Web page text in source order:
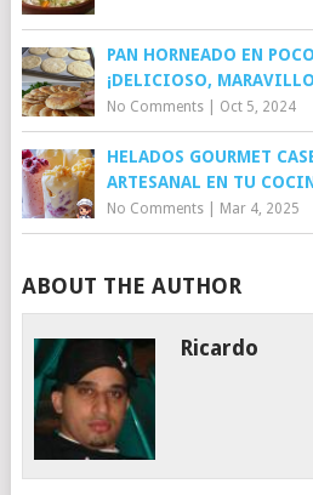
PAN HORNEADO EN
¡DELICIOSO,
No Comments| Oct 5, 2024
HELADOS GOURMET
ARTESANAL EN TU
No Comments| Mar 4, 2025
ABOUT THE AUTHOR
Ricardo